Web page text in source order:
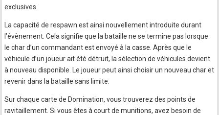
exclusives.
La capacité de respawn est ainsi nouvellement introduite durant
l’évènement. Cela signifie que la bataille ne se termine pas lorsque
le char d’un commandant est envoyé à la casse. Après que le
véhicule d’un joueur ait été détruit, la sélection de véhicules devient
à nouveau disponible. Le joueur peut ainsi choisir un nouveau char et
revenir dans la bataille sans limite.
Sur chaque carte de Domination, vous trouverez des points de
ravitaillement. Si vous êtes à court de munitions, avez besoin de